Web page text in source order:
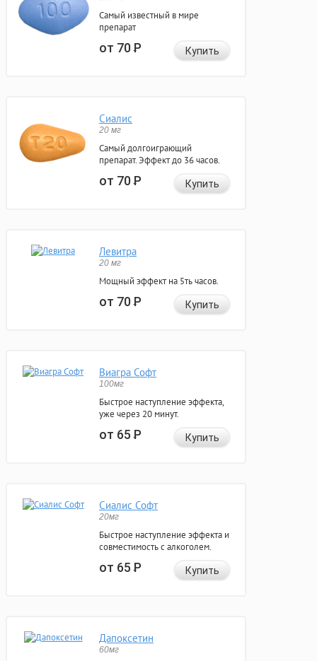
Самый известный в мире
препарат
от 70Р Купить
Сиалис
20 мг
Самый долгоиграющий
препарат. Эффект до 36 часов.
от 70Р Купить
Левитра
20 мг
Мощный эффект на 5ть часов.
от 70Р Купить
Виагра Софт
100мг
Быстрое наступление эффекта,
уже через 20 минут.
от 65Р Купить
Сиалис Софт
20мг
Быстрое наступление эффекта и
совместимость с алкоголем.
от 65Р Купить
Дапоксетин
60мг